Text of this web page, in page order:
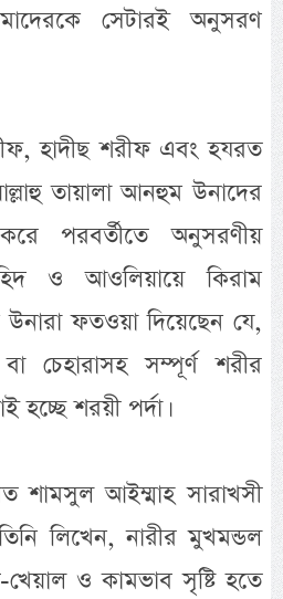
সেটারই অনুসরণ
হাদীছ শরীফ এবং হযরত
তায়ালা আনহুম উনাদের
পরবর্তীতে অনুসরণীয়
ও আওলিয়ায়ে কিরাম
উনারা ফতওয়া দিয়েছেন যে,
চেহারাসহ সম্পূর্ণ শরীর
হচ্ছে শরয়ী পর্দা।
শামসুল আইম্মাহ সারাখসী
লিখেন, নারীর মুখমন্ডল
খেয়াল ও কামভাব সৃষ্টি হতে